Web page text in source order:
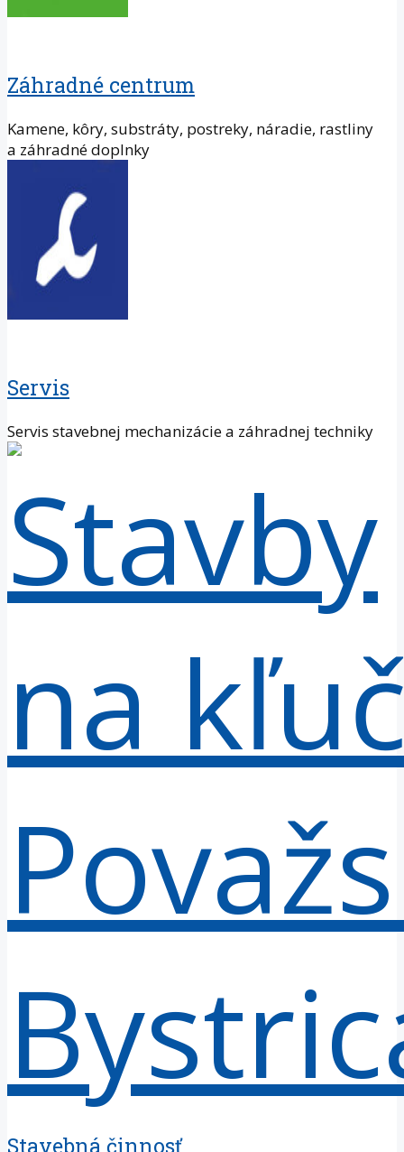
Záhradné centrum
Kamene, kôry, substráty, postreky, náradie, rastliny
a záhradné doplnky
Servis
Servis stavebnej mechanizácie a záhradnej techniky
Stavebná činnosť